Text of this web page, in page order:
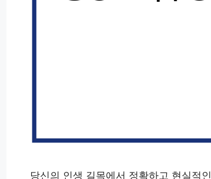
당신의 인생 길목에서 정확하고 현실적